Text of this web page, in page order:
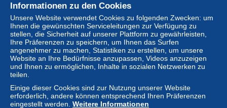
Informationen zu den Cookies
Unsere Website verwendet Cookies zu folgenden Zwecken: um
Ihnen die gewünschten Serviceleitungen zur Verfügung zu
stellen, die Sicherheit auf unserer Plattform zu gewährleisten,
Ihre Präferenzen zu speichern, um Ihnen das Surfen
angenehmer zu machen, Statistiken zu erstellen, um unsere
Website an Ihre Bedürfnisse anzupassen, Videos anzuzeigen
und Ihnen zu ermöglichen, Inhalte in sozialen Netzwerken zu
teilen.
Einige dieser Cookies sind zur Nutzung unserer Website
erforderlich, andere können entsprechend Ihren Präferenzen
eingestellt werden. Weitere Informationen
Online-Hilfe
Auf Delcampe kaufen
Auf Delcampe verkaufen
Eine sichere Website